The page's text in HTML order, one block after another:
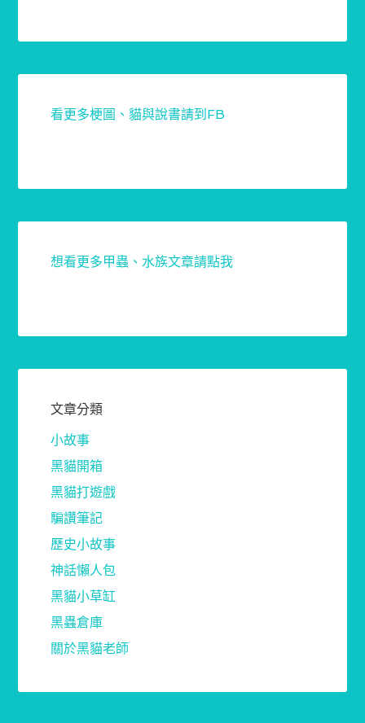
看更多梗圖、貓與說書請到FB
想看更多甲蟲、水族文章請點我
文章分類
小故事
黑貓開箱
黑貓打遊戲
騙讚筆記
歷史小故事
神話懶人包
黑貓小草缸
黑蟲倉庫
關於黑貓老師